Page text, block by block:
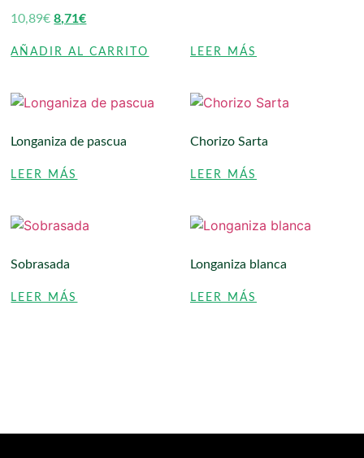
10,89€ 8,71€
AÑADIR AL CARRITO LEER MÁS
Longaniza de pascua
LEER MÁS
Chorizo Sarta
LEER MÁS
Sobrasada
LEER MÁS
Longaniza blanca
LEER MÁS